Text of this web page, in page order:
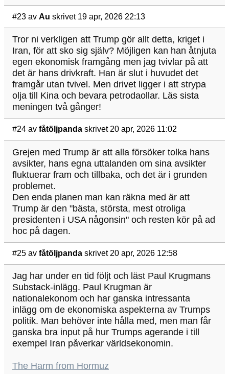
#23 av Au skrivet 19 apr, 2026 22:13
Tror ni verkligen att Trump gör allt detta, kriget i
Iran, för att sko sig själv? Möjligen kan han åtnjuta
egen ekonomisk framgång men jag tvivlar på att
det är hans drivkraft. Han är slut i huvudet det
framgår utan tvivel. Men drivet ligger i att strypa
olja till Kina och bevara petrodaollar. Läs sista
meningen två gånger!
#24 av fåtöljpanda skrivet 20 apr, 2026 11:02
Grejen med Trump är att alla försöker tolka hans
avsikter, hans egna uttalanden om sina avsikter
fluktuerar fram och tillbaka, och det är i grunden
problemet.
Den enda planen man kan räkna med är att
Trump är den "bästa, största, mest otroliga
presidenten i USA någonsin" och resten kör på ad
hoc på dagen.
#25 av fåtöljpanda skrivet 20 apr, 2026 12:58
Jag har under en tid följt och läst Paul Krugmans
Substack-inlägg. Paul Krugman är
nationalekonom och har ganska intressanta
inlägg om de ekonomiska aspekterna av Trumps
politik. Man behöver inte hålla med, men man får
ganska bra input på hur Trumps agerande i till
exempel Iran påverkar världsekonomin.
The Harm from Hormuz